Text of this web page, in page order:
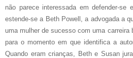
não parece interessada em defender-
estende-se a Beth Powell, a advogada a
uma mulher de sucesso com uma carreira
para o momento em que identifica a
Quando eram crianças, Beth e Susan